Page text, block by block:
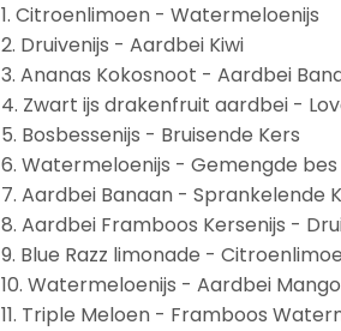
1. Citroenlimoen - Watermeloenijs
2. Druivenijs - Aardbei Kiwi
3. Ananas Kokosnoot - Aardbei
4. Zwart ijs drakenfruit aardbei -
5. Bosbessenijs - Bruisende Kers
6. Watermeloenijs - Gemengde bes
7. Aardbei Banaan - Sprankelende
8. Aardbei Framboos Kersenijs -
9. Blue Razz limonade -
10. Watermeloenijs - Aardbei Mango
11. Triple Meloen - Framboos